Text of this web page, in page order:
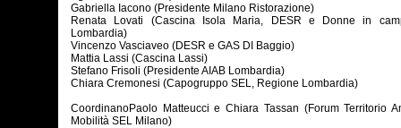
Gabriella Iacono (Presidente Milano Ristorazione)
Renata Lovati (Cascina Isola Maria, DESR e Donne in
Lombardia)
Vincenzo Vasciaveo (DESR e GAS DI Baggio)
Mattia Lassi (Cascina Lassi)
Stefano Frisoli (Presidente AIAB Lombardia)
Chiara Cremonesi (Capogruppo SEL, Regione Lombardia)
CoordinanoPaolo Matteucci e Chiara Tassan (Forum Territorio
Mobilità SEL Milano)